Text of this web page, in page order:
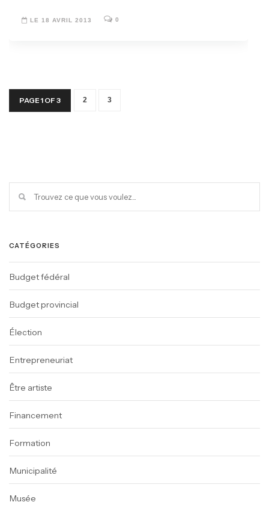
LE 18 AVRIL 2013 0
PAGE 1 OF 3 2 3
CATÉGORIES
Budget fédéral
Budget provincial
Élection
Entrepreneuriat
Être artiste
Financement
Formation
Municipalité
Musée